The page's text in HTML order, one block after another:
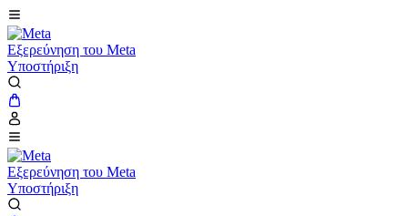
Εξερεύνηση του Meta
Υποστήριξη
Εξερεύνηση του Meta
Υποστήριξη